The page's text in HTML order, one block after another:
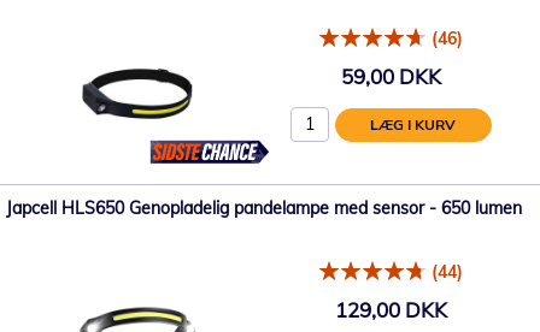
(46)
59,00 DKK
LÆG I KURV
Japcell HLS650 Genopladelig pandelampe med sensor - 650 lumen
(44)
129,00 DKK